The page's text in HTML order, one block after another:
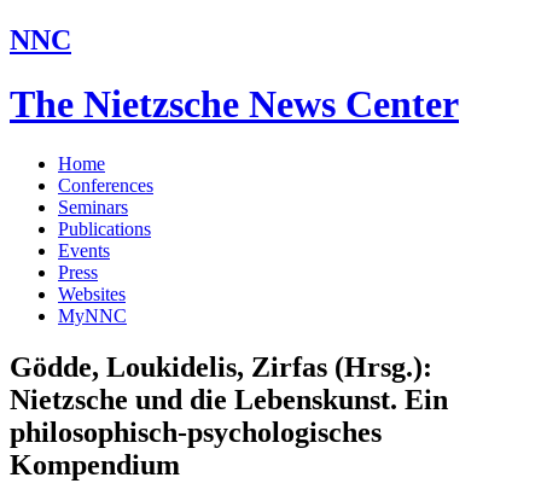
NNC
The Nietzsche News Center
Home
Conferences
Seminars
Publications
Events
Press
Websites
MyNNC
Gödde, Loukidelis, Zirfas (Hrsg.):
Nietzsche und die Lebenskunst. Ein
philosophisch-psychologisches
Kompendium